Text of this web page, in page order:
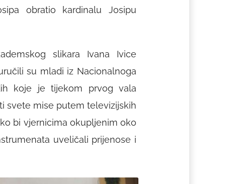
obratio kardinalu Josipu
slikara Ivana Ivice
su mladi iz Nacionalnoga
koje je tijekom prvog vala
svete mise putem televizijskih
bi vjernicima okupljenim oko
uveličali prijenose i